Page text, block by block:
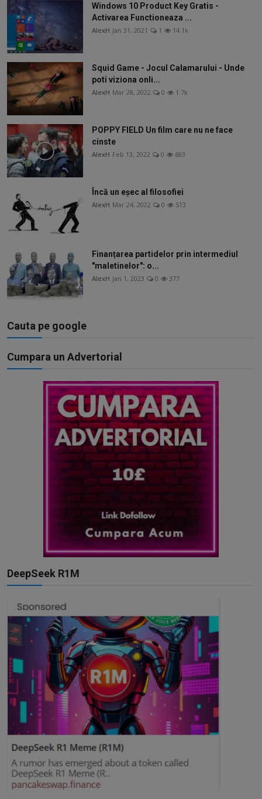
Windows 10 Product Key Gratis -
Activarea Functioneaza ...
AlexH Jan 31, 2021 1 14.1k
Squid Game - Jocul Calamarului - Unde
poti viziona onli...
AlexH Mar 28, 2022 0 1.7k
POPPY FIELD Un film care nu ne face
cinste
AlexH Feb 13, 2022 0 693
Încă un eșec al filosofiei
AlexH Mar 24, 2022 0 513
Finanțarea partidelor prin intermediul
"maletinelor": o...
AlexH Jan 1, 2023 0 377
Cauta pe google
Cumpara un Advertorial
DeepSeek R1M